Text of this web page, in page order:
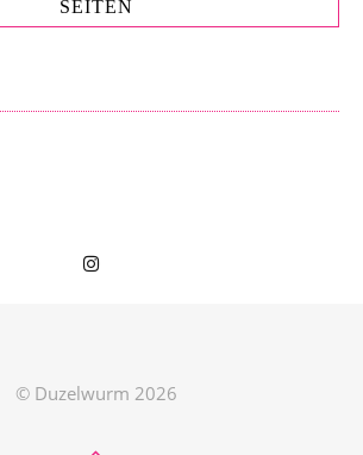
SEITEN
© Duzelwurm 2026